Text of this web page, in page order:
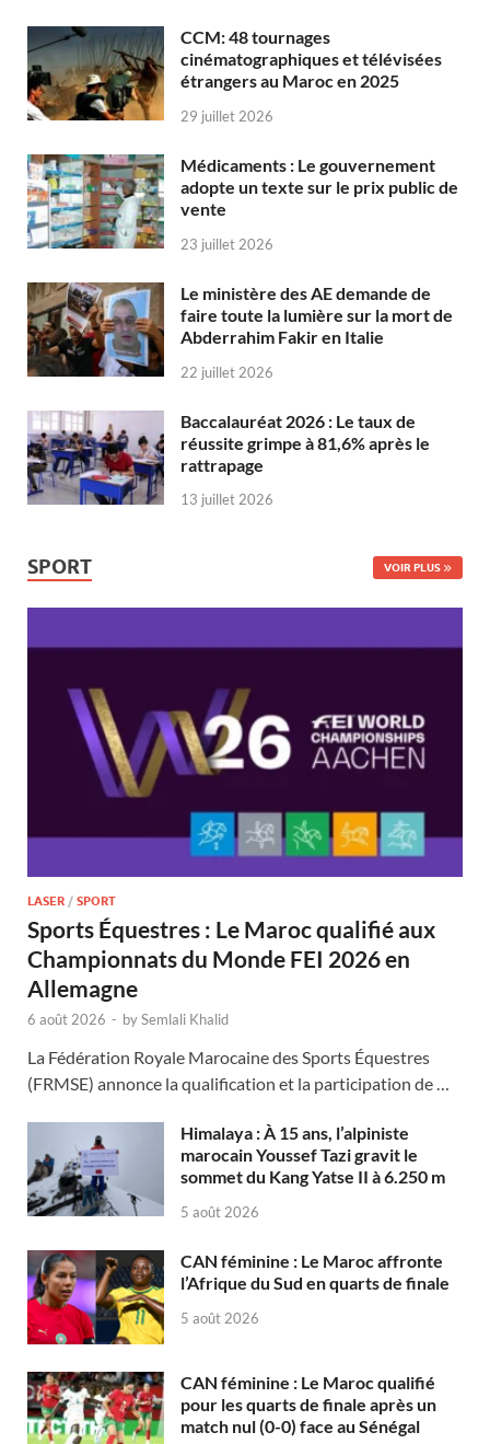
CCM: 48 tournages
cinématographiques et télévisées
étrangers au Maroc en 2025
29 juillet 2026
Médicaments : Le gouvernement
adopte un texte sur le prix public de
vente
23 juillet 2026
Le ministère des AE demande de
faire toute la lumière sur la mort de
Abderrahim Fakir en Italie
22 juillet 2026
Baccalauréat 2026 : Le taux de
réussite grimpe à 81,6% après le
rattrapage
13 juillet 2026
SPORT VOIR PLUS
LASER / SPORT
Sports Équestres : Le Maroc qualifié aux
Championnats du Monde FEI 2026 en
Allemagne
6 août 2026 - bySemlali Khalid
La Fédération Royale Marocaine des Sports Équestres
(FRMSE) annonce la qualification et la participation de …
Himalaya : À 15 ans, l’alpiniste
marocain Youssef Tazi gravit le
sommet du Kang Yatse II à 6.250 m
5 août 2026
CAN féminine : Le Maroc affronte
l’Afrique du Sud en quarts de finale
5 août 2026
CAN féminine : Le Maroc qualifié
pour les quarts de finale après un
match nul (0-0) face au Sénégal